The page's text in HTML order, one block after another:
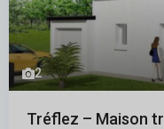
2
Tréflez – Maison